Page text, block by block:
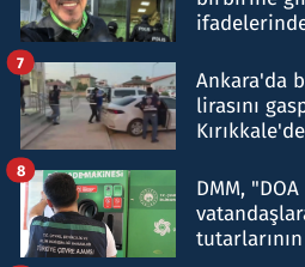
Ankara'da
lirasını
7
DMM,
8